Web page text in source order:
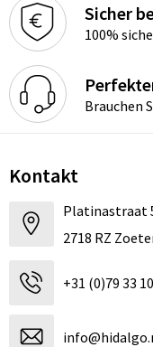
Sicher
100%
Brauchen
Kontakt
Platinastraat
2718 RZ
+31 (0)79 33